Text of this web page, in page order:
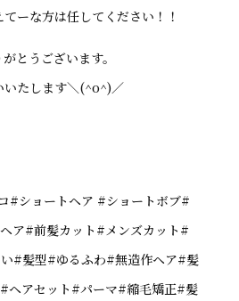
ーな方は任してください！！
とうございます。
いたします＼(^o^)／
#ショートヘア #ショートボブ#
ア#前髪カット#メンズカット#
#髪型#ゆるふわ#無造作ヘア#髪
ヘアセット#パーマ#縮毛矯正#髪